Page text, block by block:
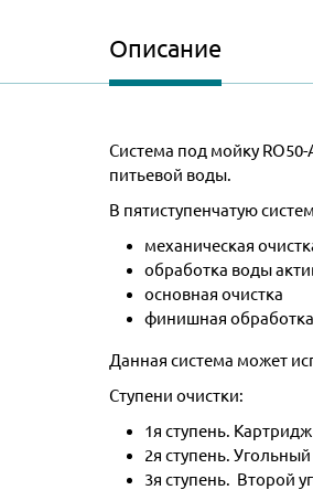
Описание
Система под мойку
питьевой воды.
В пятиступенчатую
механическая
обработка воды
основная очистка
финишная
Данная система может
Ступени очистки:
1я ступень.
2я ступень.
3я ступень. Второй